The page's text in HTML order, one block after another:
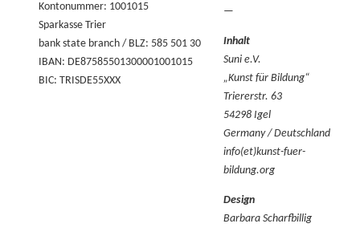
—
Inhalt
Suni e.V.
„Kunst für Bildung“
Triererstr. 63
54298 Igel
Germany / Deutschland
info(et)kunst-fuer-
bildung.org
Design
Barbara Scharfbillig
Kontonummer: 1001015
Sparkasse Trier
bank state branch / BLZ: 585 501 30
IBAN: DE87585501300001001015
BIC: TRISDE55XXX